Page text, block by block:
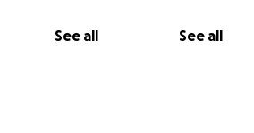
See all See all